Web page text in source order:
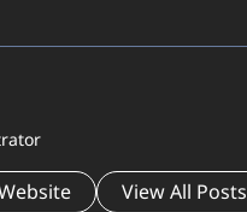
View All Posts